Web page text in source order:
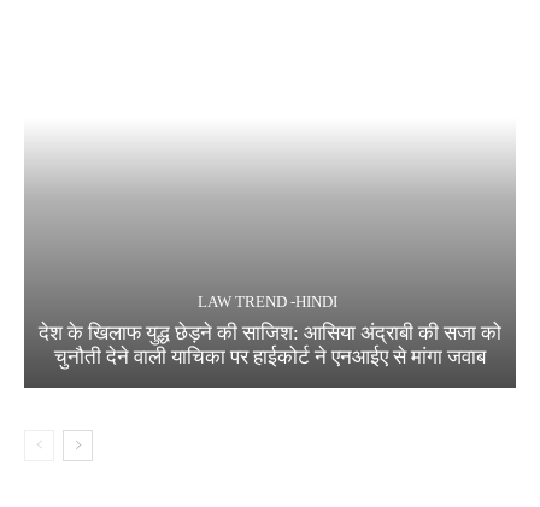
LAW TREND -HINDI
देश के खिलाफ युद्ध छेड़ने की साजिश: आसिया अंद्राबी की सजा को
चुनौती देने वाली याचिका पर हाईकोर्ट ने एनआईए से मांगा जवाब